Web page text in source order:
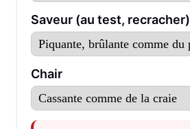
Saveur (au test, recracher)
Chair